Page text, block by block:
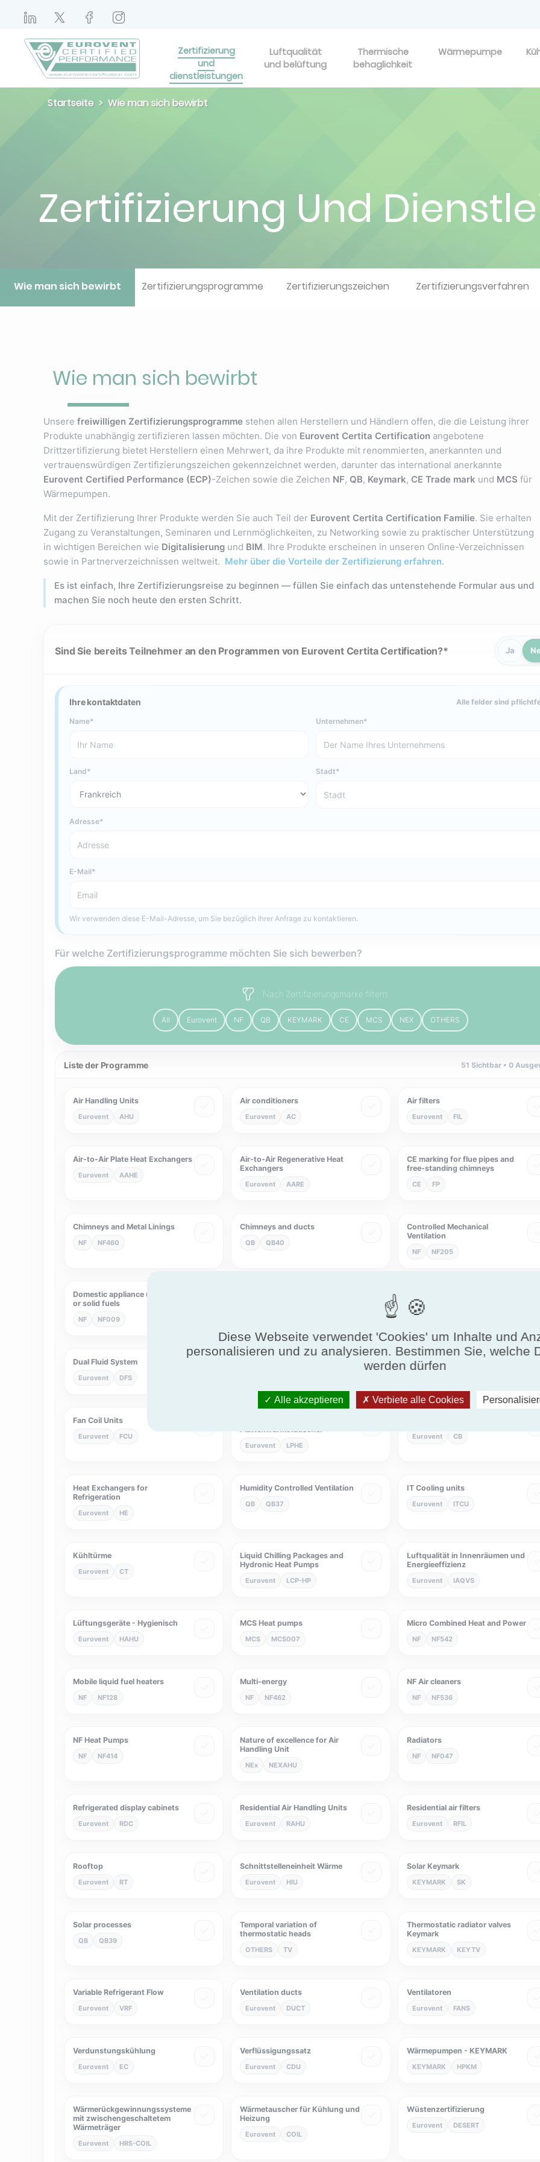
Zertifizierung
und
dienstleistungen
Luftqualität
und belüftung
Thermische
behaglichkeit
Wärmepumpe
Startseite Wie man sich bewirbt
Zertifizierung Und
Wie man sich bewirbt Zertifizierungsprogramme Zertifizierungszeichen Zertifizierungsverfahren
Wie man sich bewirbt
Unsere freiwilligen Zertifizierungsprogramme stehen allen Herstellern und Händlern offen, die die Leistung ihrer
Produkte unabhängig zertifizieren lassen möchten. Die von Eurovent Certita Certification angebotene
Drittzertifizierung bietet Herstellern einen Mehrwert, da ihre Produkte mit renommierten, anerkannten und
vertrauenswürdigen Zertifizierungszeichen gekennzeichnet werden, darunter das international anerkannte
Eurovent Certified Performance (ECP)-Zeichen sowie die Zeichen NF, QB, Keymark, CE Trade mark und MCS für
Wärmepumpen.
Mit der Zertifizierung Ihrer Produkte werden Sie auch Teil der Eurovent Certita Certification Familie. Sie erhalten
Zugang zu Veranstaltungen, Seminaren und Lernmöglichkeiten, zu Networking sowie zu praktischer Unterstützung
in wichtigen Bereichen wie Digitalisierung und BIM. Ihre Produkte erscheinen in unseren Online-Verzeichnissen
sowie in Partnerverzeichnissen weltweit. Mehr über die Vorteile der Zertifizierung erfahren.
Es ist einfach, Ihre Zertifizierungsreise zu beginnen — füllen Sie einfach das untenstehende Formular aus und
machen Sie noch heute den ersten Schritt.
Sind Sie bereits Teilnehmer an den Programmen von Eurovent Certita Certification? Ja
Ihre kontaktdaten Alle felder sind
Name Unternehmen
Land Stadt
Adresse
E-Mail
Wir verwenden diese E-Mail-Adresse, um Sie bezüglich Ihrer Anfrage zu kontaktieren.
Für welche Zertifizierungsprogramme möchten Sie sich bewerben?
Nach Zertifizierungsmarke filtern
All Eurovent NF QB KEYMARK CE MCS NEX OTHERS
Liste der Programme 51 Sichtbar • 0
Air Handling Units
Eurovent AHU
Air conditioners
Eurovent AC
Air filters
Eurovent FIL
Air-to-Air Plate Heat Exchangers
Eurovent AAHE
Air-to-Air Regenerative Heat
Exchangers
Eurovent AARE
CE marking for flue pipes and
free-standing chimneys
CE FP
Chimneys and Metal Linings
NF NF460
Chimneys and ducts
QB QB40
Controlled Mechanical
Ventilation
NF NF205
Domestic appliance using liquid
or solid fuels
NF NF009
Eurovent
Dual Fluid System
Eurovent DFS
Eurovent Wärmepumpen
Fan Coil Units
Eurovent FCU
Plattenwärmetauscher
Eurovent LPHE
Eurovent CB
Heat Exchangers for
Refrigeration
Eurovent HE
Humidity Controlled Ventilation
QB QB37
IT Cooling units
Eurovent ITCU
Kühltürme
Eurovent CT
Liquid Chilling Packages and
Hydronic Heat Pumps
Eurovent LCP-HP
Luftqualität in Innenräumen und
Energieeffizienz
Eurovent IAQVS
Lüftungsgeräte - Hygienisch
Eurovent HAHU
MCS Heat pumps
MCS MCS007
Micro Combined Heat and Power
NF NF542
Mobile liquid fuel heaters
NF NF128
Multi-energy
NF NF462
NF Air cleaners
NF NF536
NF Heat Pumps
NF NF414
Nature of excellence for Air
Handling Unit
NEx NEXAHU
Radiators
NF NF047
Refrigerated display cabinets
Eurovent RDC
Residential Air Handling Units
Eurovent RAHU
Residential air filters
Eurovent RFIL
Rooftop
Eurovent RT
Schnittstelleneinheit Wärme
Eurovent HIU
Solar Keymark
KEYMARK SK
Solar processes
QB QB39
Temporal variation of
thermostatic heads
OTHERS TV
Thermostatic radiator valves
Keymark
KEYMARK KEYTV
Variable Refrigerant Flow
Eurovent VRF
Ventilation ducts
Eurovent DUCT
Ventilatoren
Eurovent FANS
Verdunstungskühlung
Eurovent EC
Verflüssigungssatz
Eurovent CDU
Wärmepumpen - KEYMARK
KEYMARK HPKM
Wärmerückgewinnungssysteme
mit zwischengeschaltetem
Wärmeträger
Eurovent HRS-COIL
Wärmetauscher für Kühlung und
Heizung
Eurovent COIL
Wüstenzertifizierung
Eurovent DESERT
Diese Webseite verwendet 'Cookies' um Inhalte und
personalisieren und zu analysieren. Bestimmen Sie, welche
werden dürfen
Alle akzeptieren Verbiete alle Cookies